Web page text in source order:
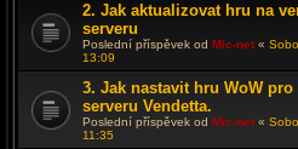
2. Jak aktualizovat hru na
serveru
Poslední příspěvek od Mic-net «
13:09
3. Jak nastavit hru WoW
serveru Vendetta.
Poslední příspěvek od Mic-net «
11:35